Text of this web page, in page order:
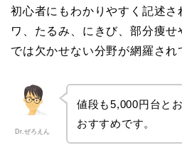
初心者にもわかりやすく記述さ
ワ、たるみ、にきび、部分痩
では欠かせない分野が網羅され
Dr.ぜろえん
値段も5,000円台と
おすすめです。